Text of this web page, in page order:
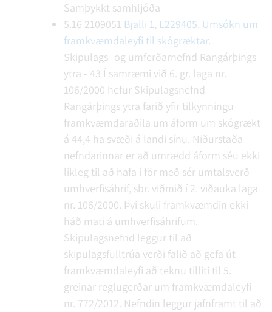
Samþykkt samhljóða
5.16 2109051 Bjalli 1, L229405. Umsókn um
framkvæmdaleyfi til skógræktar.
Skipulags- og umferðarnefnd Rangárþings
ytra - 43 Í samræmi við 6. gr. laga nr.
106/2000 hefur Skipulagsnefnd
Rangárþings ytra farið yfir tilkynningu
framkvæmdaraðila um áform um skógrækt
á 44,4 ha svæði á landi sínu. Niðurstaða
nefndarinnar er að umrædd áform séu ekki
líkleg til að hafa í för með sér umtalsverð
umhverfisáhrif, sbr. viðmið í 2. viðauka laga
nr. 106/2000. Því skuli framkvæmdin ekki
háð mati á umhverfisáhrifum.
Skipulagsnefnd leggur til að
skipulagsfulltrúa verði falið að gefa út
framkvæmdaleyfi að teknu tilliti til 5.
greinar reglugerðar um framkvæmdaleyfi
nr. 772/2012. Nefndin leggur jafnframt til að